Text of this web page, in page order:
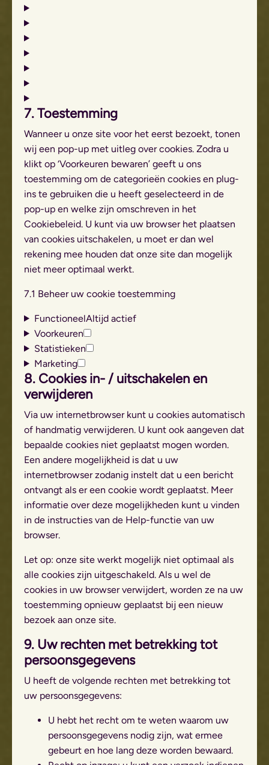
7. Toestemming
Wanneer u onze site voor het eerst bezoekt, tonen
wij een pop-up met uitleg over cookies. Zodra u
klikt op ‘Voorkeuren bewaren’ geeft u ons
toestemming om de categorieën cookies en plug-
ins te gebruiken die u heeft geselecteerd in de
pop-up en welke zijn omschreven in het
Cookiebeleid. U kunt via uw browser het plaatsen
van cookies uitschakelen, u moet er dan wel
rekening mee houden dat onze site dan mogelijk
niet meer optimaal werkt.
7.1 Beheer uw cookie toestemming
FunctioneelAltijd actief
Voorkeuren
Statistieken
Marketing
8. Cookies in- / uitschakelen en
verwijderen
Via uw internetbrowser kunt u cookies automatisch
of handmatig verwijderen. U kunt ook aangeven dat
bepaalde cookies niet geplaatst mogen worden.
Een andere mogelijkheid is dat u uw
internetbrowser zodanig instelt dat u een bericht
ontvangt als er een cookie wordt geplaatst. Meer
informatie over deze mogelijkheden kunt u vinden
in de instructies van de Help-functie van uw
browser.
Let op: onze site werkt mogelijk niet optimaal als
alle cookies zijn uitgeschakeld. Als u wel de
cookies in uw browser verwijdert, worden ze na uw
toestemming opnieuw geplaatst bij een nieuw
bezoek aan onze site.
9. Uw rechten met betrekking tot
persoonsgegevens
U heeft de volgende rechten met betrekking tot
uw persoonsgegevens:
U hebt het recht om te weten waarom uw
persoonsgegevens nodig zijn, wat ermee
gebeurt en hoe lang deze worden bewaard.